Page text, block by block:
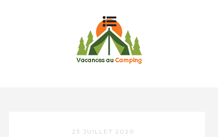
23 JUILLET 2020